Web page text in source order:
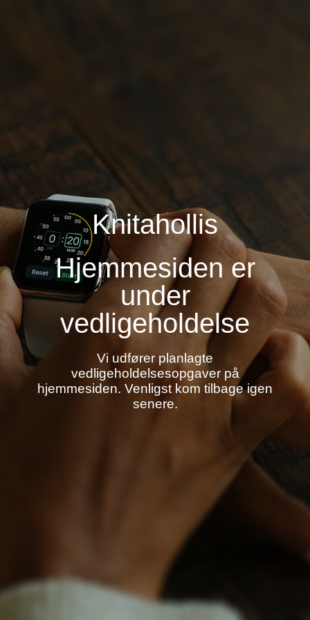
Knitahollis
Hjemmesiden er
under
vedligeholdelse
Vi udfører planlagte
vedligeholdelsesopgaver på
hjemmesiden. Venligst kom tilbage igen
senere.